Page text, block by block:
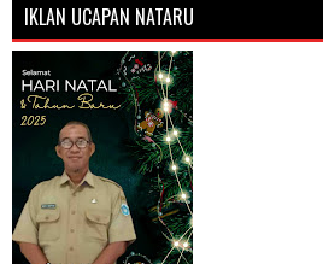
IKLAN UCAPAN NATARU